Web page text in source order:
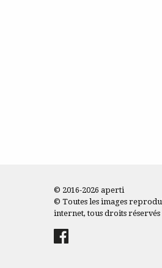
© 2016-2026 aperti
© Toutes les images
internet, tous droits réservés